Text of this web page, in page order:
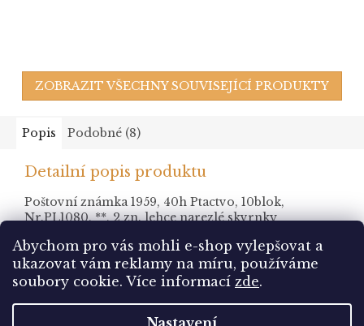
Abychom pro vás mohli e-shop vylepšovat a
ukazovat vám reklamy na míru, používáme
soubory cookie. Více informací zde.
Nastavení
ZOBRAZIT VŠECHNY SOUVISEJÍCÍ PRODUKTY
Popis Podobné (8)
Detailní popis produktu
Poštovní známka 1959, 40h Ptactvo, 10blok,
Nr.PL1080, **, 2 zn. lehce narezlé skvrnky